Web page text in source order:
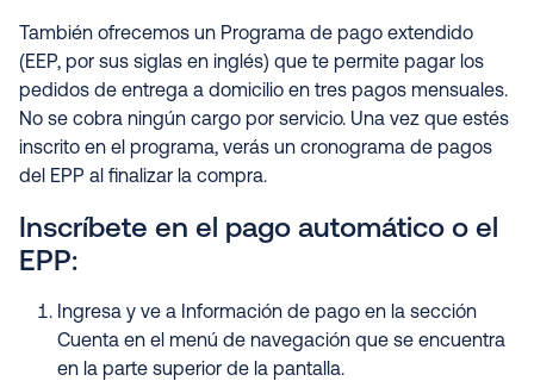
También ofrecemos un Programa de pago extendido
(EEP, por sus siglas en inglés) que te permite pagar los
pedidos de entrega a domicilio en tres pagos mensuales.
No se cobra ningún cargo por servicio. Una vez que estés
inscrito en el programa, verás un cronograma de pagos
del EPP al finalizar la compra.
Inscríbete en el pago automático o el
EPP:
Ingresa y ve a Información de pago en la sección
Cuenta en el menú de navegación que se encuentra
en la parte superior de la pantalla.